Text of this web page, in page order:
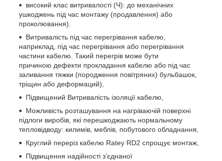
високий клас витривалості (Ч): до механічних
ушкоджень під час монтажу (продавлення) або
проколювання).
Витривалість під час перегрівання кабелю,
наприклад, під час перегрівання або перегрівання
частини кабелю. Такий перегрів може бути
причиною дефекти прокладання кабелю або під час
заливання тяжки (породження повітряних) бульбашок,
тріщин або деформаций),
Підвищений Витривалість ізоляції кабелю,
Можливість розташування на нагріваючій поверхні
підлоги виробів, які перешкоджають нормальному
тепловідводу: килимів, меблів, побутового обладнання,
Круглий переріз кабелю Ratey RD2 спрощує монтаж,
Підвищення надійності з’єднаної